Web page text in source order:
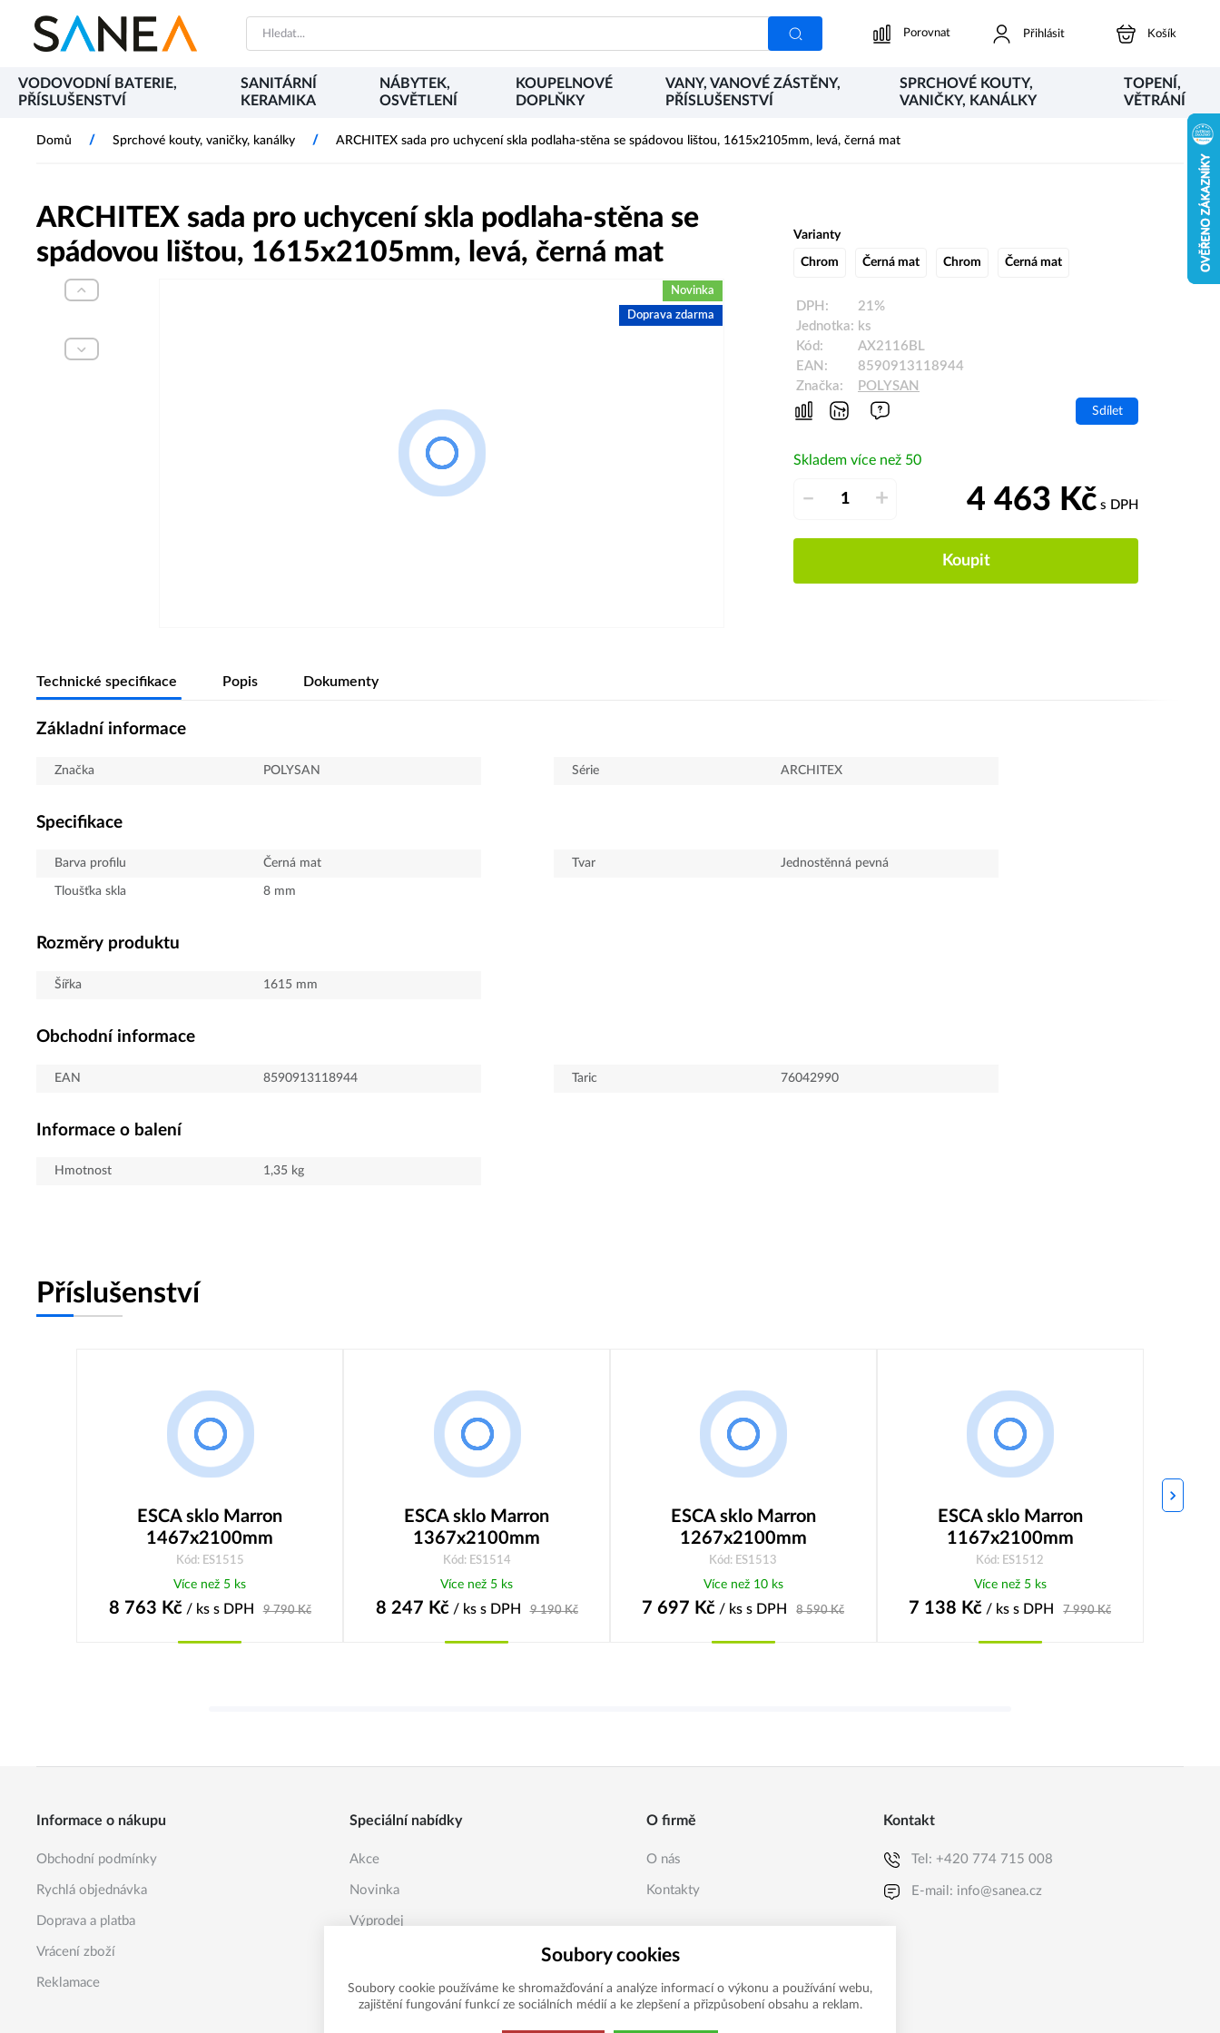
Porovnat Přihlásit Košík
VODOVODNÍ BATERIE,
PŘÍSLUŠENSTVÍ
SANITÁRNÍ
KERAMIKA
NÁBYTEK,
OSVĚTLENÍ
KOUPELNOVÉ
DOPLŇKY
VANY, VANOVÉ ZÁSTĚNY,
PŘÍSLUŠENSTVÍ
SPRCHOVÉ KOUTY,
VANIČKY, KANÁLKY
TOPENÍ,
VĚTRÁNÍ
Domů / Sprchové kouty, vaničky, kanálky / ARCHITEX sada pro uchycení skla podlaha-stěna se spádovou lištou, 1615x2105mm, levá, černá mat
ARCHITEX sada pro uchycení skla podlaha-stěna se
spádovou lištou, 1615x2105mm, levá, černá mat
Novinka
Doprava zdarma
Varianty
Chrom Černá mat Chrom Černá mat
DPH:
21%
Jednotka: ks
Kód:
AX2116BL
EAN:
8590913118944
Značka:
POLYSAN
Sdílet
Skladem více než 50
– + 4 463 Kč s DPH
Koupit
Technické specifikace Popis Dokumenty
Základní informace
Značka POLYSAN Série ARCHITEX
Specifikace
Barva profilu Černá mat Tvar Jednostěnná pevná
Tloušťka skla 8 mm
Rozměry produktu
Šířka 1615 mm
Obchodní informace
EAN 8590913118944 Taric 76042990
Informace o balení
Hmotnost 1,35 kg
Příslušenství
ESCA sklo Marron
1467x2100mm
Kód: ES1515
Více než 5 ks
8 763 Kč/ ks s DPH 9 790Kč
ESCA sklo Marron
1367x2100mm
Kód: ES1514
Více než 5 ks
8 247 Kč/ ks s DPH 9 190Kč
ESCA sklo Marron
1267x2100mm
Kód: ES1513
Více než 10 ks
7 697 Kč / kss DPH 8 590Kč
ESCA sklo Marron
1167x2100mm
Kód: ES1512
Více než 5 ks
7 138 Kč / kss DPH 7 990Kč
Informace o nákupu
Obchodní podmínky
Rychlá objednávka
Doprava a platba
Vrácení zboží
Reklamace
Speciální nabídky
Akce
Novinka
Výprodej
O firmě
O nás
Kontakty
Kontakt
Tel: +420 774 715 008
E-mail: info@sanea.cz
Soubory cookies
Soubory cookie používáme ke shromažďování a analýze informací o výkonu a používání webu,
zajištění fungování funkcí ze sociálních médií a ke zlepšení a přizpůsobení obsahu a reklam.